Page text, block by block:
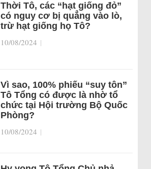
Thời Tô, các “hạt giống đỏ”
có nguy cơ bị quẳng vào lò,
trừ hạt giống họ Tô?
10/08/2024 |
Vì sao, 100% phiếu “suy tôn”
Tô Tổng có được là nhờ tổ
chức tại Hội trường Bộ Quốc
Phòng?
10/08/2024 |